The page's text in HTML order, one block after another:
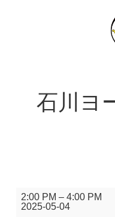
石川ヨ
石
川
ヨ
2:00 PM – 4:00 PM
2025-05-04